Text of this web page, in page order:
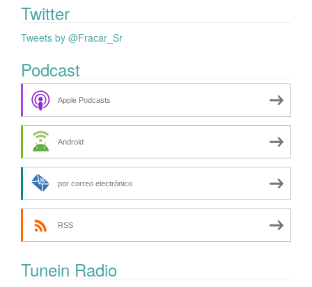
Twitter
Tweets by @Fracar_Sr
Podcast
Apple Podcasts
Android
por correo electrónico
RSS
Tunein Radio